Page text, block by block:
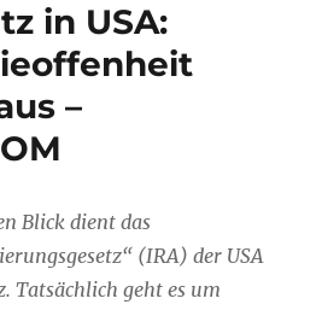
in USA:
–
Blick dient das
(IRA) der USA
Tatsächlich geht es um